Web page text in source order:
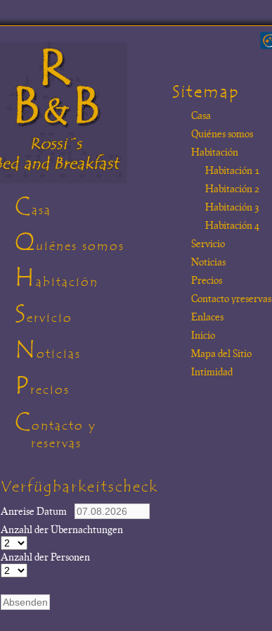
Sitemap
Casa
Quiénes somos
Habitación
Habitación 1
Habitación 2
Habitación 3
Habitación 4
Servicio
Noticias
Precios
Contacto yreservas
Enlaces
Inicio
Mapa del Sitio
Intimidad
Casa
Quiénes somos
H abitación
Servicio
N oticias
Precios
Contacto y
reservas
Verfügbarkeitscheck
Anreise Datum
Anzahl der Übernachtungen
Anzahl der Personen